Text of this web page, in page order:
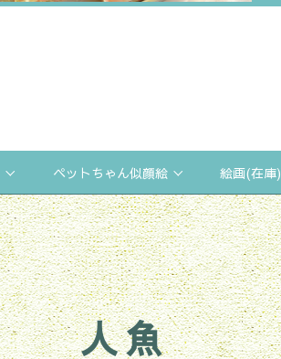
ペットちゃん似顔絵 絵画(在庫)
人魚